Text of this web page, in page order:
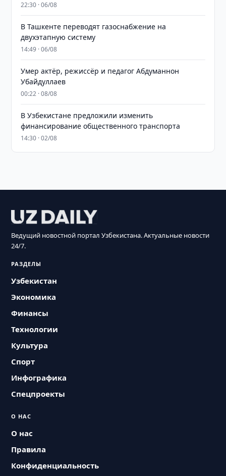
22:30 · 06/08
В Ташкенте переводят газоснабжение на
двухэтапную систему
14:49 · 06/08
Умер актёр, режиссёр и педагог Абдуманнон
Убайдуллаев
00:22 · 08/08
В Узбекистане предложили изменить
финансирование общественного транспорта
14:30 · 02/08
Ведущий новостной портал Узбекистана. Актуальные новости
24/7.
РАЗДЕЛЫ
Узбекистан
Экономика
Финансы
Технологии
Культура
Спорт
Инфографика
Спецпроекты
О НАС
О нас
Правила
Конфиденциальность